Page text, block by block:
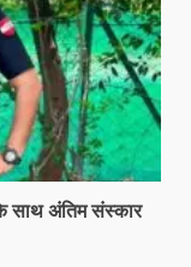
साथ अंतिम संस्कार